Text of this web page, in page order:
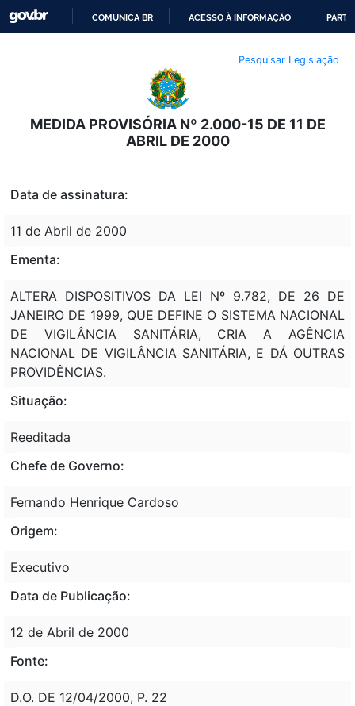
O
CONTEÚDO
COMUNICA BR ACESSO À INFORMAÇÃO
Pesquisar Legislação
MEDIDA PROVISÓRIA Nº 2.000-15 DE 11 DE
ABRIL DE 2000
Data de assinatura:
11 de Abril de 2000
Ementa:
ALTERA DISPOSITIVOS DA LEI Nº 9.782, DE 26 DE
JANEIRO DE 1999, QUE DEFINE O SISTEMA NACIONAL
DE VIGILÂNCIA SANITÁRIA, CRIA A AGÊNCIA
NACIONAL DE VIGILÂNCIA SANITÁRIA, E DÁ OUTRAS
PROVIDÊNCIAS.
Situação:
Reeditada
Chefe de Governo:
Fernando Henrique Cardoso
Origem:
Executivo
Data de Publicação:
12 de Abril de 2000
Fonte:
D.O. DE 12/04/2000, P. 22